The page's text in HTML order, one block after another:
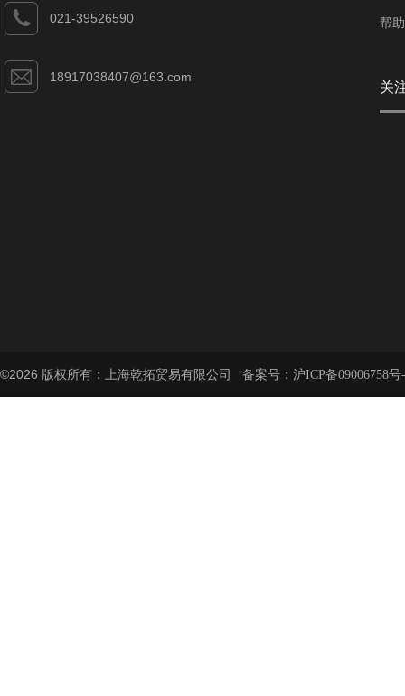
021-39526590
18917038407@163.com
帮
关
©2026 版权所有：上海乾拓贸易有限公司 备案号： 沪ICP备09006758号